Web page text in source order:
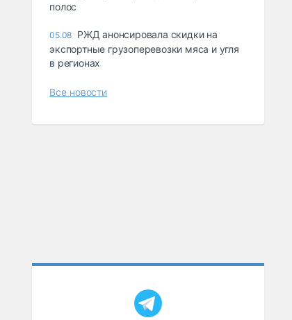
полос
05.08 РЖД анонсировала скидки на
экспортные грузоперевозки мяса и угля
в регионах
Все новости